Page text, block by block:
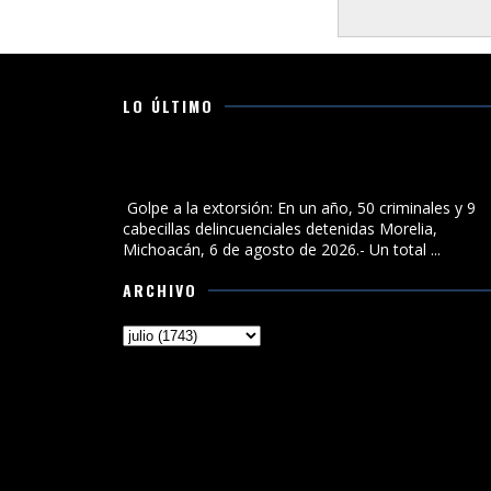
LO ÚLTIMO
Golpe a la extorsión: En un año, 50 criminales y 9
cabecillas delincuenciales detenidas Morelia,
Michoacán, 6 de agosto de 2026.- Un total ...
ARCHIVO